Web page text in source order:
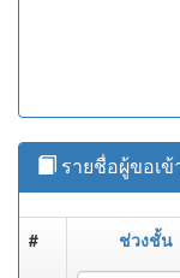
รายชื่อผู้ขอเ
# ช่วงชั้น